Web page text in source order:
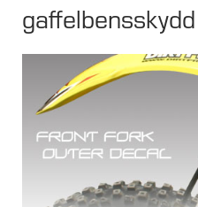
gaffelbensskydd